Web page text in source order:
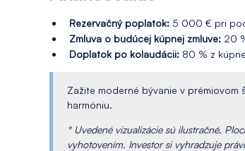
Rezervačný poplatok: 5 000 € pri
Zmluva o budúcej kúpnej zmluve: 20
Doplatok po kolaudácii: 80 % z
Zažite moderné bývanie v
harmóniu.
* Uvedené vizualizácie sú ilustračné.
vyhotovením. Investor si vyhradzuje